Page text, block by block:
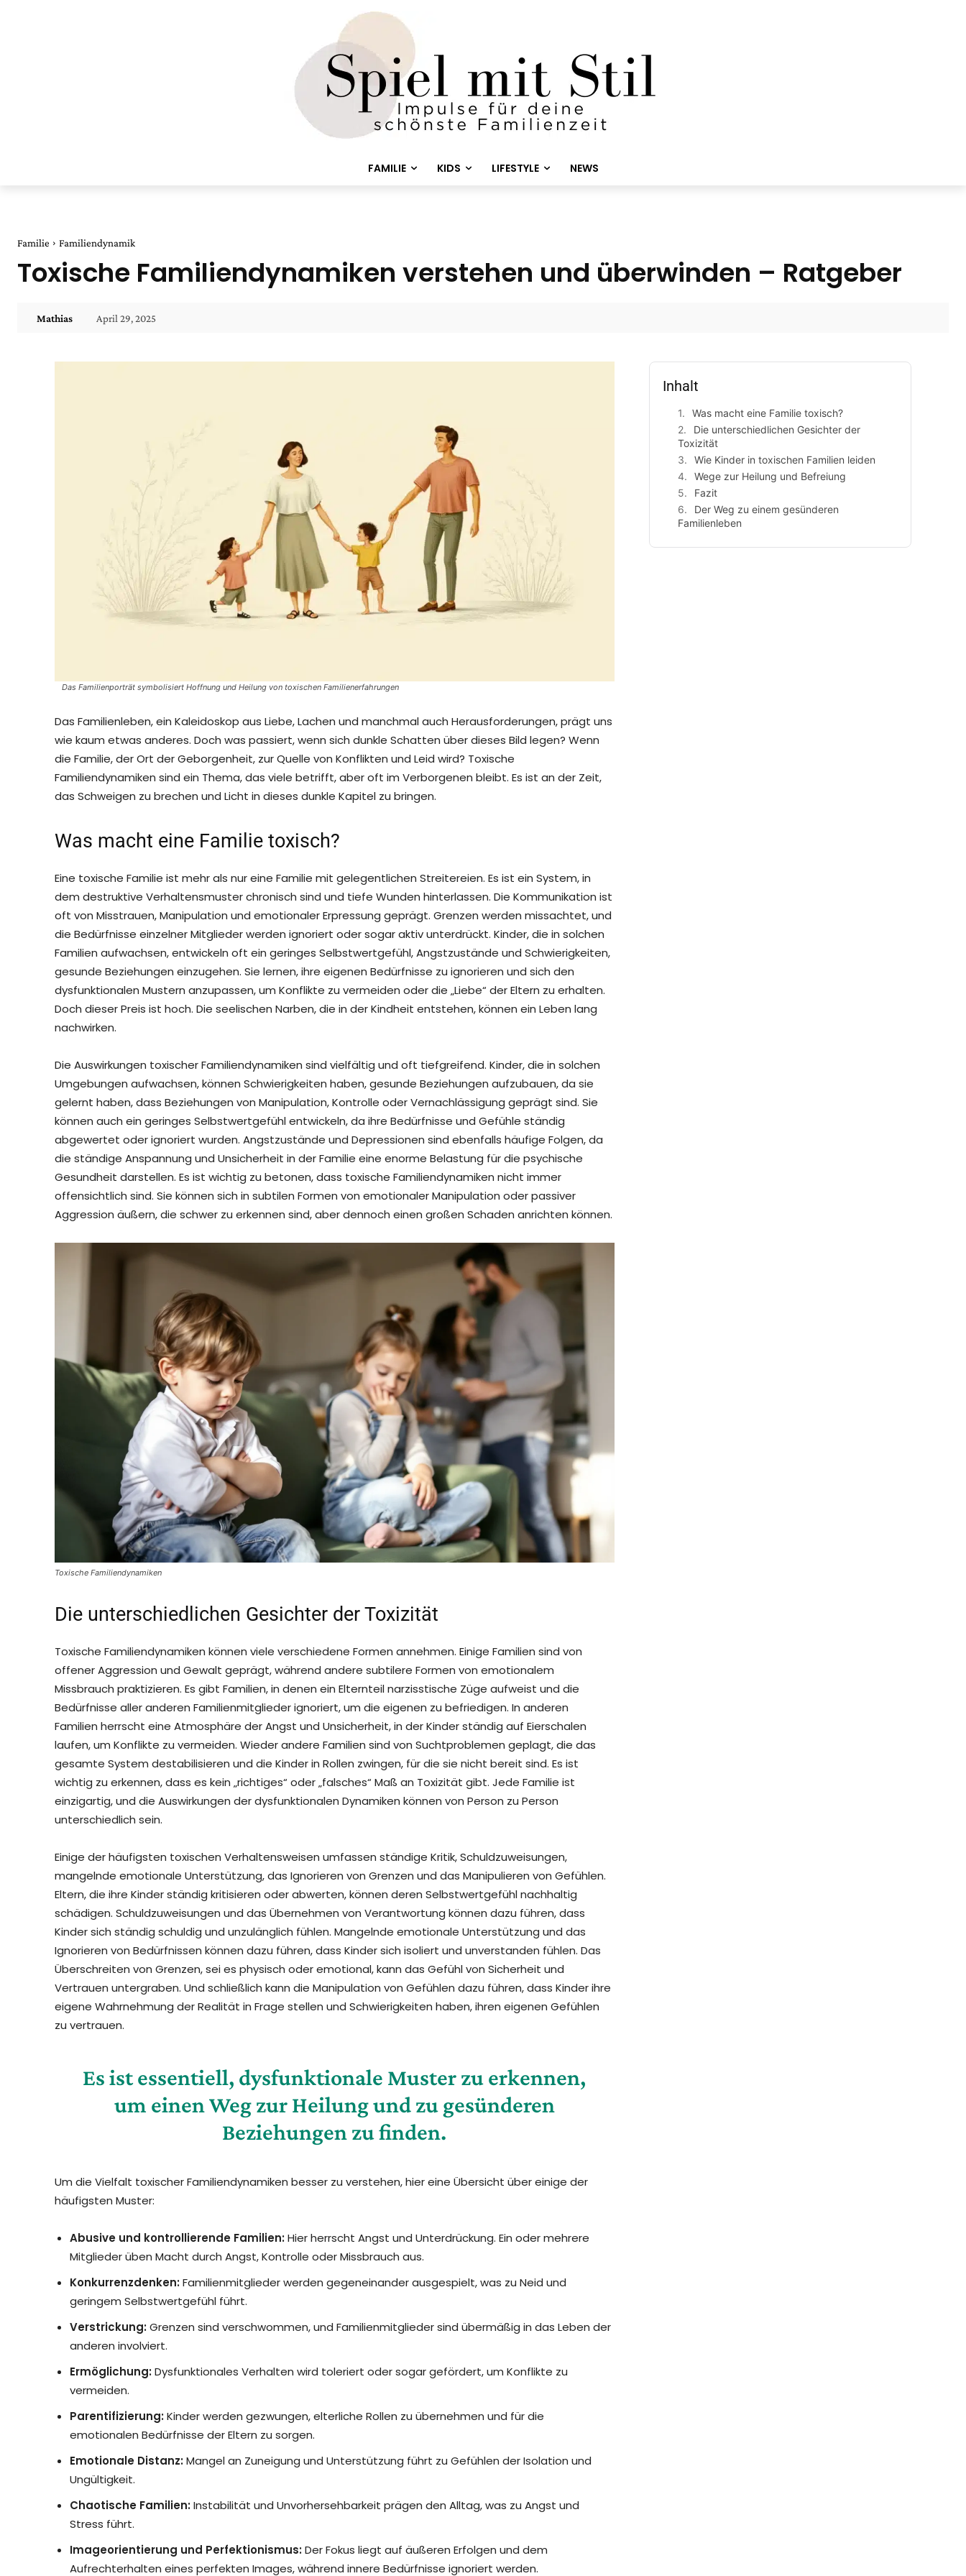
FAMILIE KIDS LIFESTYLE NEWS
Familie Familiendynamik
Toxische Familiendynamiken verstehen und überwinden – Ratgeber
Mathias April 29, 2025
Das Familienporträt symbolisiert Hoffnung und Heilung von toxischen Familienerfahrungen
Das Familienleben, ein Kaleidoskop aus Liebe, Lachen und manchmal auch Herausforderungen, prägt uns
wie kaum etwas anderes. Doch was passiert, wenn sich dunkle Schatten über dieses Bild legen? Wenn
die Familie, der Ort der Geborgenheit, zur Quelle von Konflikten und Leid wird? Toxische
Familiendynamiken sind ein Thema, das viele betrifft, aber oft im Verborgenen bleibt. Es ist an der Zeit,
das Schweigen zu brechen und Licht in dieses dunkle Kapitel zu bringen.
Was macht eine Familie toxisch?
Eine toxische Familie ist mehr als nur eine Familie mit gelegentlichen Streitereien. Es ist ein System, in
dem destruktive Verhaltensmuster chronisch sind und tiefe Wunden hinterlassen. Die Kommunikation ist
oft von Misstrauen, Manipulation und emotionaler Erpressung geprägt. Grenzen werden missachtet, und
die Bedürfnisse einzelner Mitglieder werden ignoriert oder sogar aktiv unterdrückt. Kinder, die in solchen
Familien aufwachsen, entwickeln oft ein geringes Selbstwertgefühl, Angstzustände und Schwierigkeiten,
gesunde Beziehungen einzugehen. Sie lernen, ihre eigenen Bedürfnisse zu ignorieren und sich den
dysfunktionalen Mustern anzupassen, um Konflikte zu vermeiden oder die „Liebe“ der Eltern zu erhalten.
Doch dieser Preis ist hoch. Die seelischen Narben, die in der Kindheit entstehen, können ein Leben lang
nachwirken.
Die Auswirkungen toxischer Familiendynamiken sind vielfältig und oft tiefgreifend. Kinder, die in solchen
Umgebungen aufwachsen, können Schwierigkeiten haben, gesunde Beziehungen aufzubauen, da sie
gelernt haben, dass Beziehungen von Manipulation, Kontrolle oder Vernachlässigung geprägt sind. Sie
können auch ein geringes Selbstwertgefühl entwickeln, da ihre Bedürfnisse und Gefühle ständig
abgewertet oder ignoriert wurden. Angstzustände und Depressionen sind ebenfalls häufige Folgen, da
die ständige Anspannung und Unsicherheit in der Familie eine enorme Belastung für die psychische
Gesundheit darstellen. Es ist wichtig zu betonen, dass toxische Familiendynamiken nicht immer
offensichtlich sind. Sie können sich in subtilen Formen von emotionaler Manipulation oder passiver
Aggression äußern, die schwer zu erkennen sind, aber dennoch einen großen Schaden anrichten können.
Toxische Familiendynamiken
Die unterschiedlichen Gesichter der Toxizität
Toxische Familiendynamiken können viele verschiedene Formen annehmen. Einige Familien sind von
offener Aggression und Gewalt geprägt, während andere subtilere Formen von emotionalem
Missbrauch praktizieren. Es gibt Familien, in denen ein Elternteil narzisstische Züge aufweist und die
Bedürfnisse aller anderen Familienmitglieder ignoriert, um die eigenen zu befriedigen. In anderen
Familien herrscht eine Atmosphäre der Angst und Unsicherheit, in der Kinder ständig auf Eierschalen
laufen, um Konflikte zu vermeiden. Wieder andere Familien sind von Suchtproblemen geplagt, die das
gesamte System destabilisieren und die Kinder in Rollen zwingen, für die sie nicht bereit sind. Es ist
wichtig zu erkennen, dass es kein „richtiges“ oder „falsches“ Maß an Toxizität gibt. Jede Familie ist
einzigartig, und die Auswirkungen der dysfunktionalen Dynamiken können von Person zu Person
unterschiedlich sein.
Einige der häufigsten toxischen Verhaltensweisen umfassen ständige Kritik, Schuldzuweisungen,
mangelnde emotionale Unterstützung, das Ignorieren von Grenzen und das Manipulieren von Gefühlen.
Eltern, die ihre Kinder ständig kritisieren oder abwerten, können deren Selbstwertgefühl nachhaltig
schädigen. Schuldzuweisungen und das Übernehmen von Verantwortung können dazu führen, dass
Kinder sich ständig schuldig und unzulänglich fühlen. Mangelnde emotionale Unterstützung und das
Ignorieren von Bedürfnissen können dazu führen, dass Kinder sich isoliert und unverstanden fühlen. Das
Überschreiten von Grenzen, sei es physisch oder emotional, kann das Gefühl von Sicherheit und
Vertrauen untergraben. Und schließlich kann die Manipulation von Gefühlen dazu führen, dass Kinder ihre
eigene Wahrnehmung der Realität in Frage stellen und Schwierigkeiten haben, ihren eigenen Gefühlen
zu vertrauen.
Es ist essentiell, dysfunktionale Muster zu erkennen,
um einen Weg zur Heilung und zu gesünderen
Beziehungen zu finden.
Um die Vielfalt toxischer Familiendynamiken besser zu verstehen, hier eine Übersicht über einige der
häufigsten Muster:
Abusive und kontrollierende Familien:Hier herrscht Angst und Unterdrückung. Ein oder mehrere
Mitglieder üben Macht durch Angst, Kontrolle oder Missbrauch aus.
Konkurrenzdenken:Familienmitglieder werden gegeneinander ausgespielt, was zu Neid und
geringem Selbstwertgefühl führt.
Verstrickung:Grenzen sind verschwommen, und Familienmitglieder sind übermäßig in das Leben der
anderen involviert.
Ermöglichung:Dysfunktionales Verhalten wird toleriert oder sogar gefördert, um Konflikte zu
vermeiden.
Parentifizierung:Kinder werden gezwungen, elterliche Rollen zu übernehmen und für die
emotionalen Bedürfnisse der Eltern zu sorgen.
Emotionale Distanz:Mangel an Zuneigung und Unterstützung führt zu Gefühlen der Isolation und
Ungültigkeit.
Chaotische Familien:Instabilität und Unvorhersehbarkeit prägen den Alltag, was zu Angst und
Stress führt.
Imageorientierung und Perfektionismus:Der Fokus liegt auf äußeren Erfolgen und dem
Aufrechterhalten eines perfekten Images, während innere Bedürfnisse ignoriert werden.
Inhalt
Was macht eine Familie toxisch?
Die unterschiedlichen Gesichter der
Toxizität
Wie Kinder in toxischen Familien leiden
Wege zur Heilung und Befreiung
Fazit
Der Weg zu einem gesünderen
Familienleben